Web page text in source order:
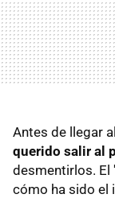
Antes de llegar
querido salir al
desmentirlos. El
cómo ha sido el